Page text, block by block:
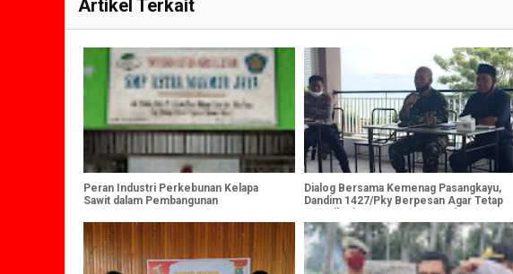
Artikel Terkait
Peran Industri Perkebunan Kelapa
Sawit dalam Pembangunan
Dialog Bersama Kemenag Pasangkayu,
Dandim 1427/Pky Berpesan Agar Tetap
RI